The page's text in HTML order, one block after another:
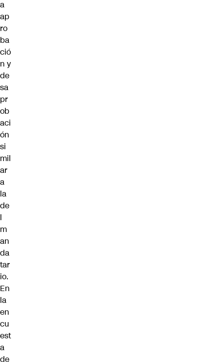
a
ap
ro
ba
ció
n y
de
sa
pr
ob
aci
ón
si
mil
ar
a
la
de
l
m
an
da
tar
io.
En
la
en
cu
est
a
de